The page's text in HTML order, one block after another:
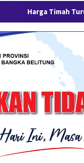
Turun, Aktivitas